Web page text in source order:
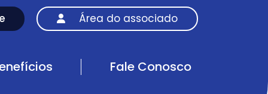
Área do associado
Fale Conosco